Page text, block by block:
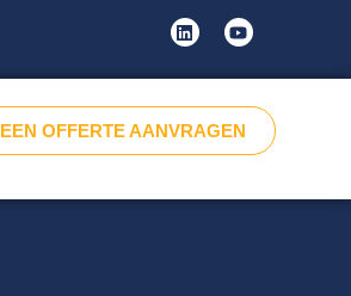
EEN OFFERTE AANVRAGEN